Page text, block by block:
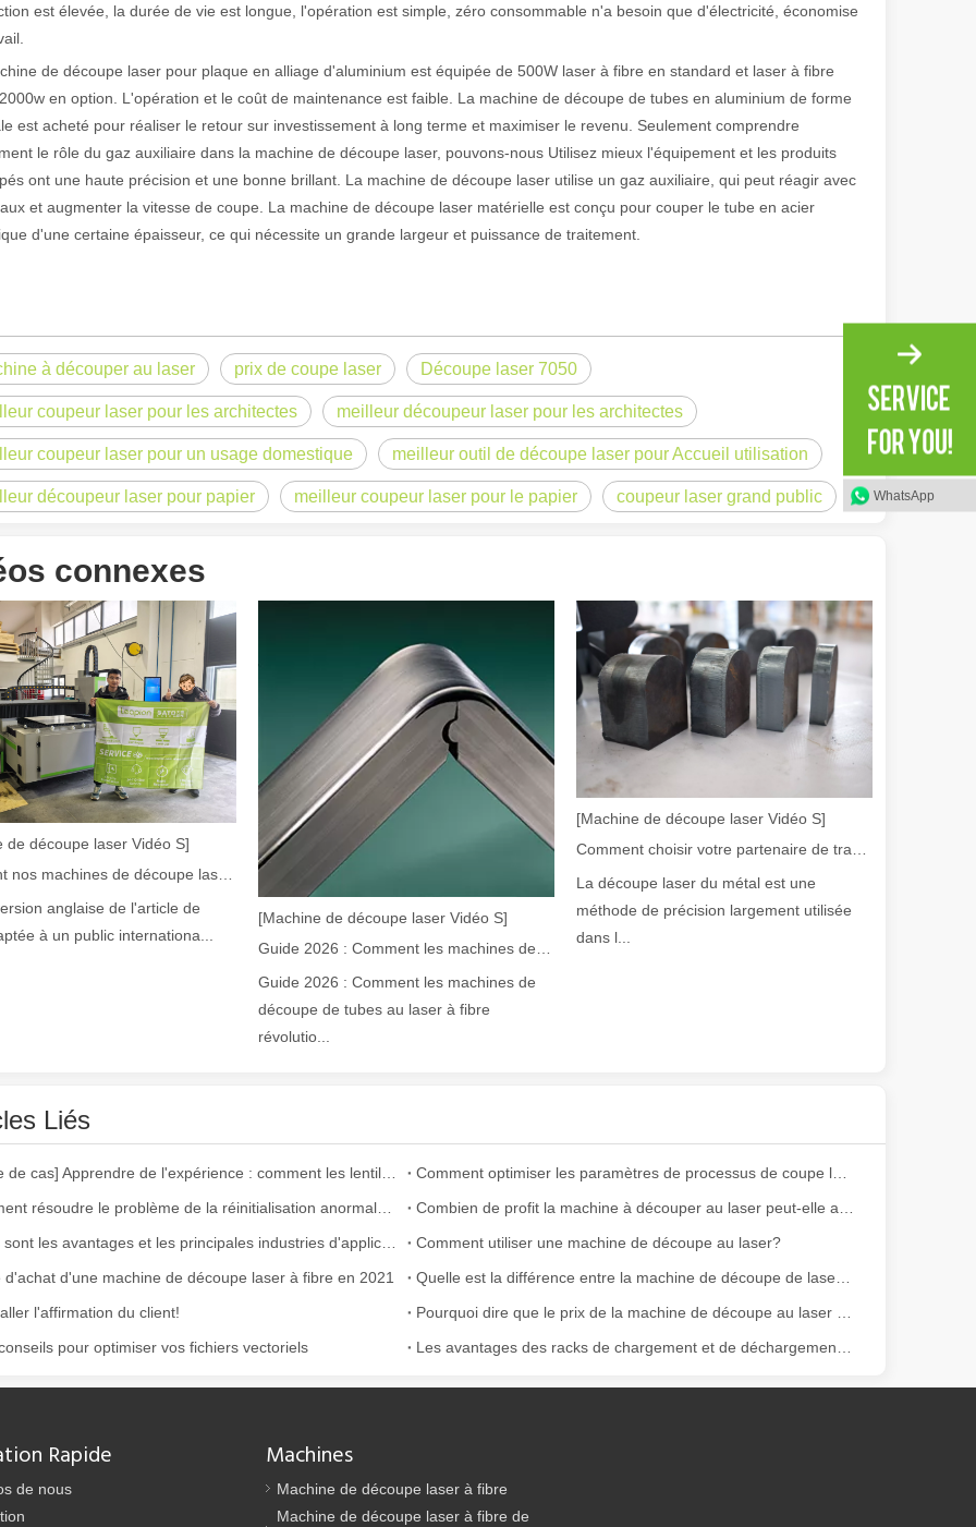
public international tout en conservant le ton professionnel et inspirant de l'original. Briller à travers le Pacifique : comment nos machines
au laser à fibre révolutionnent la fabrication de tuyauxDans le monde en évolution rapide de la fabrication métallique, l'efficacité et la
industrie manufacturière en développement rapide. Il peut traiter une variété de tubes métalliques avec une précision et une
est élevée, la durée de vie est longue, l'opération est simple, zéro consommable n'a besoin que d'électricité, économise
de découpe laser pour plaque en alliage d'aluminium est équipée de 500W laser à fibre en standard et laser à fibre
en option. L'opération et le coût de maintenance est faible. La machine de découpe de tubes en aluminium de forme
est acheté pour réaliser le retour sur investissement à long terme et maximiser le revenu. Seulement comprendre
le rôle du gaz auxiliaire dans la machine de découpe laser, pouvons-nous Utilisez mieux l'équipement et les produits
ont une haute précision et une bonne brillant. La machine de découpe laser utilise un gaz auxiliaire, qui peut réagir avec
et augmenter la vitesse de coupe. La machine de découpe laser matérielle est conçu pour couper le tube en acier
d'une certaine épaisseur, ce qui nécessite un grande largeur et puissance de traitement.
à découper au laser prix de coupe laser Découpe laser 7050
coupeur laser pour les architectes meilleur découpeur laser pour les architectes
coupeur laser pour un usage domestique meilleur outil de découpe laser pour Accueil utilisation
découpeur laser pour papier meilleur coupeur laser pour le papier coupeur laser grand public
connexes
de découpe laser Vidéo S]
anglaise de l'article de
à un public internationa...
[Machine de découpe laser Vidéo S]
Guide 2026 : Comment les machines de
découpe de tubes au laser à fibre
révolutio...
[Machine de découpe laser Vidéo S]
Comment choisir votre partenaire de travail : machine de découpe laser
La découpe laser du métal est une
méthode de précision largement utilisée
dans l...
Liés
Comment utiliser une machine de découpe au laser?
d'achat d'une machine de découpe laser à fibre en 2021
l'affirmation du client!
pour optimiser vos fichiers vectoriels
WhatsApp
Rapide
de nous
Machines
Machine de découpe laser à fibre
Machine de découpe laser à fibre de